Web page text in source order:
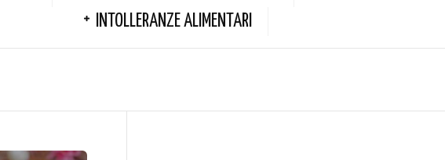
INTOLLERANZE ALIMENTARI